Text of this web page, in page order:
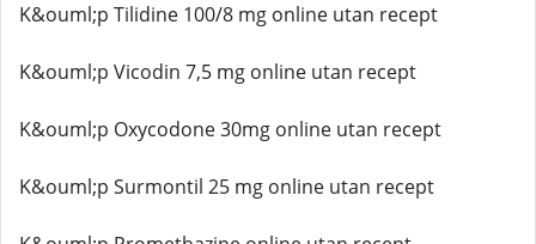
K&ouml;p Tilidine 100/8 mg online utan recept
K&ouml;p Vicodin 7,5 mg online utan recept
K&ouml;p Oxycodone 30mg online utan recept
K&ouml;p Surmontil 25 mg online utan recept